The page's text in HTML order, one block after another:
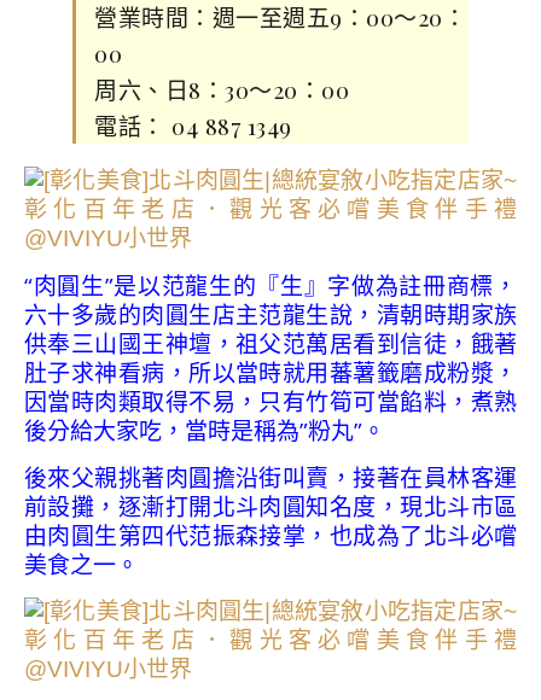
營業時間：週一至週五9：00～20：
00
周六、日8：30～20：00
電話： 04 887 1349
“肉圓生”是以范龍生的『生』字做為註冊商標，
六十多歲的肉圓生店主范龍生說，清朝時期家族
供奉三山國王神壇，祖父范萬居看到信徒，餓著
肚子求神看病，所以當時就用蕃薯籤磨成粉漿，
因當時肉類取得不易，只有竹筍可當餡料，煮熟
後分給大家吃，當時是稱為”粉丸”。
後來父親挑著肉圓擔沿街叫賣，接著在員林客運
前設攤，逐漸打開北斗肉圓知名度，現北斗市區
由肉圓生第四代范振森接掌，也成為了北斗必嚐
美食之一。